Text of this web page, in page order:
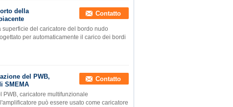
della
Contatto
del caricatore del bordo nudo
per automaticamente il carico dei bordi
del PWB,
SMEMA
Contatto
PWB, caricatore multifunzionale
può essere usato come caricatore